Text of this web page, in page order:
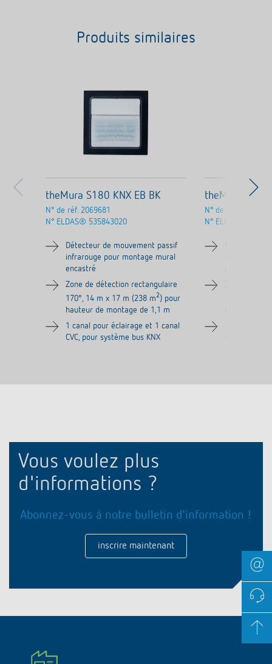
Produits similaires
theMura S180 KNX EB BK
N° de réf. 2069681
N° ELDAS® 535843020
Détecteur de mouvement passif
infrarouge pour montage mural
encastré
Zone de détection rectangulaire
170°, 14 m x 17 m (238 m2) pour
hauteur de montage de 1,1 m
1 canal pour éclairage et 1 canal
CVC, pour système bus KNX
theMura S180
N° de réf.
N° ELDAS®
Vous voulez plus
d'informations ?
Abonnez-vous à notre bulletin d'information !
inscrire maintenant